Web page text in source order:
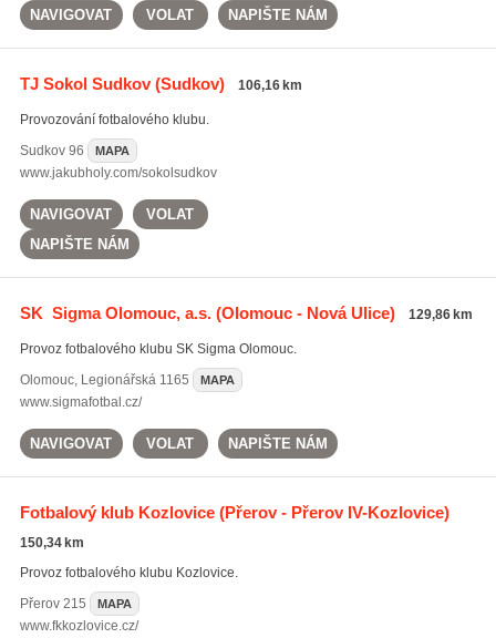
NAVIGOVAT VOLAT NAPIŠTE NÁM
TJ Sokol Sudkov(Sudkov) 106,16 km
Provozování fotbalového klubu.
Sudkov96 MAPA
www.jakubholy.com/sokolsudkov
NAVIGOVAT
VOLAT
NAPIŠTE NÁM
SK Sigma Olomouc, a.s.(Olomouc - Nová Ulice) 129,86 km
Provoz fotbalového klubu SK Sigma Olomouc.
Olomouc, Legionářská 1165 MAPA
www.sigmafotbal.cz/
NAVIGOVAT VOLAT NAPIŠTE NÁM
Fotbalový klub Kozlovice(Přerov - Přerov IV-Kozlovice)
150,34 km
Provoz fotbalového klubu Kozlovice.
Přerov215 MAPA
www.fkkozlovice.cz/